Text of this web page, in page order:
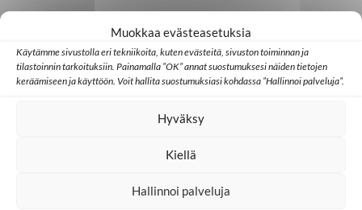
Muokkaa evästeasetuksia
Käytämme sivustolla eri tekniikoita, kuten evästeitä, sivuston toiminnan ja
tilastoinnin tarkoituksiin. Painamalla ”OK” annat suostumuksesi näiden tietojen
keräämiseen ja käyttöön. Voit hallita suostumuksiasi kohdassa ”Hallinnoi palveluja”.
Hyväksy
Kiellä
Hallinnoi palveluja